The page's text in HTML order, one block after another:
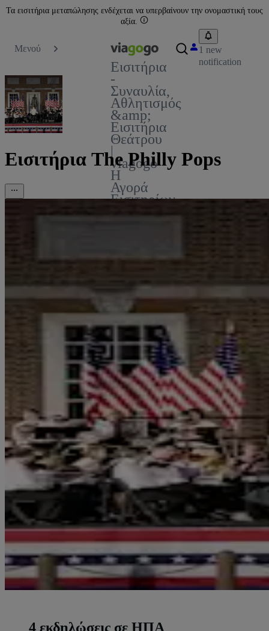
Τα εισιτήρια μεταπώλησης ενδέχεται να υπερβαίνουν την ονομαστική τους
αξία.
Μενού
Εισιτήρια
-
Συναυλία,
Αθλητισμός
&amp;
Εισιτήρια
Θεάτρου
|
viagogo
Η
Αγορά
Εισιτηρίων
1 new
notification
Εισιτήρια The Philly Pops
4 εκδηλώσεις σε ΗΠΑ